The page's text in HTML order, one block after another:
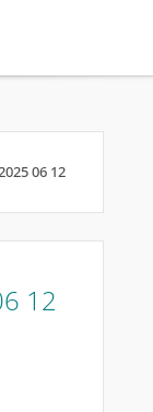
06 12
12